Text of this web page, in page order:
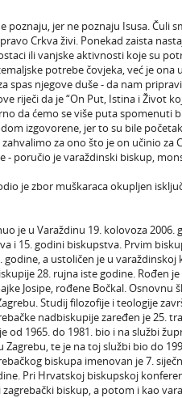
poznaju, jer ne poznaju Isusa. Čuli
Crkva živi. Ponekad zaista
ili vanjske aktivnosti koje su
potrebe čovjeka, već je ona
spas njegove duše - da nam
riječi da je “On Put, Istina i Život
da ćemo se više puta spomenuti
izgovorene, jer to su bile
za ono što je on učinio
- poručio je varaždinski biskup,
je zbor muškaraca okupljen
je u Varaždinu 19. kolovoza
i 15. godini biskupstva. Prvim
godine, a ustoličen je u
28. rujna iste godine. Rođen
Josipe, rođene Bočkal. Osnovnu
Studij filozofije i teologije
nadbiskupije zaređen je 25.
od 1965. do 1981. bio i na službi
te je na toj službi bio do
biskupa imenovan je 7.
Pri Hrvatskoj biskupskoj
biskup, a potom i kao